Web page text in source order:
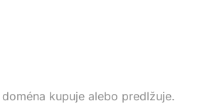
kupuje alebo predlžuje.